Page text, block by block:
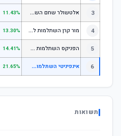
3 א
לטשולר שחם השתלמות כללי 11.43%
4 מ
ור קרן השתלמות לשכירים ולעצמאים - כללי 13.30%
5 ה
פניקס השתלמות כללי 14.41%
6 א
ינפיניטי השתלמות מניות 21.65%
תשואות